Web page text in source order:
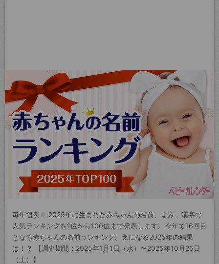
毎年恒例！ 2025年に生まれた赤ちゃんの名前、よみ、漢字の
人気ランキングを1位から100位まで発表します。今年で16回目
となる赤ちゃんの名前ランキング。気になる2025年の結果
は！？ 【調査期間：2025年1月1日（水）〜2025年10月25日
（土）】